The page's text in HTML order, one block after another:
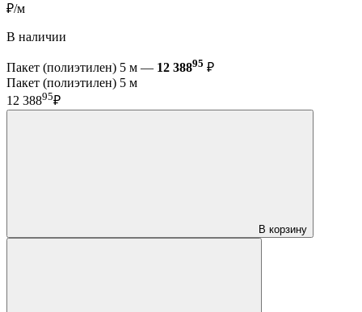
₽/м
В наличии
Пакет (полиэтилен) 5 м — 12 38895 ₽
Пакет (полиэтилен) 5 м
12 38895₽
В корзину